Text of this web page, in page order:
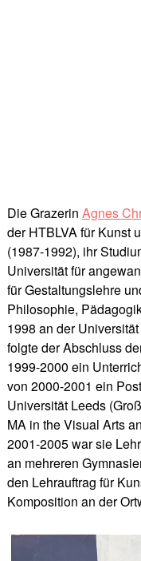
Die Grazerin Agnes
der HTBLVA für Kunst
(1987-1992), ihr
Universität für
für Gestaltungslehre
Philosophie,
1998 an der
folgte der Abschluss
1999-2000 ein
von 2000-2001 ein
Universität Leeds
MA in the Visual Arts
2001-2005 war sie
an mehreren
den Lehrauftrag für
Komposition an der